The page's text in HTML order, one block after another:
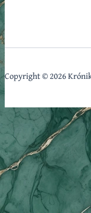
Copyright © 2026